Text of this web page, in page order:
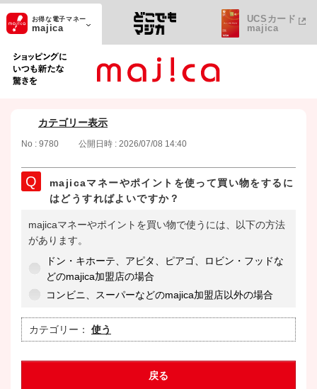
ショッピングにいつも新たな驚きを
お得な電子マネー
majica
UCSカード
majica
カテゴリー表示
No : 9780 公開日時 : 2026/07/08 14:40
majicaマネーやポイントを使って買い物をするに
はどうすればよいですか？
majicaマネーやポイントを買い物で使うには、以下の方法
があります。
ドン・キホーテ、アピタ、ピアゴ、ロビン・フッドな
どのmajica加盟店の場合
コンビニ、スーパーなどのmajica加盟店以外の場合
カテゴリー： 使う
戻る